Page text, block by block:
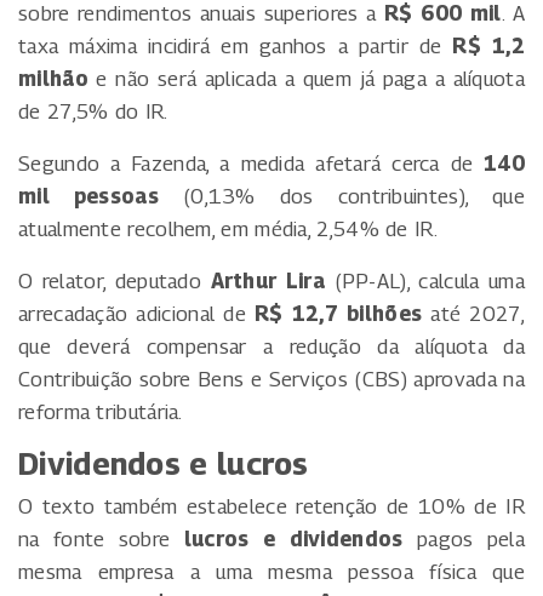
sobre rendimentos anuais superiores a R$ 600 mil. A
taxa máxima incidirá em ganhos a partir de
R$ 1,2
milhão e não será aplicada a quem já paga a alíquota
de 27,5% do IR.
Segundo a Fazenda, a medida afetará cerca de140
mil pessoas(0,13% dos contribuintes), que
atualmente recolhem, em média, 2,54% de IR.
O relator, deputado Arthur Lira (PP-AL), calcula uma
arrecadação adicional de R$ 12,7 bilhões até 2027,
que deverá compensar a redução da alíquota da
Contribuição sobre Bens e Serviços (CBS) aprovada na
reforma tributária.
Dividendos e lucros
O texto também estabelece retenção de 10% de IR
na fonte sobre lucros e dividendos pagos pela
mesma empresa a uma mesma pessoa física que